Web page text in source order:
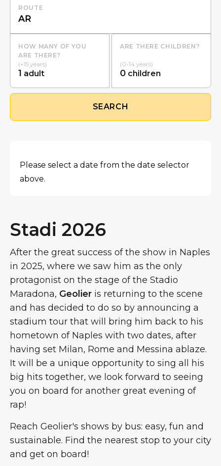
ROUTE
HOW MANY OF YOU
ARE THERE?
(+15 years)
1 adult
ARE THERE CHILDREN?
(0-14 years)
0 children
SEARCH
Stadi 2026
After the great success of the show in Naples
in 2025, where we saw him as the only
protagonist on the stage of the Stadio
Maradona, Geolier is returning to the scene
and has decided to do so by announcing a
stadium tour that will bring him back to his
hometown of Naples with two dates, after
having set Milan, Rome and Messina ablaze.
It will be a unique opportunity to sing all his
big hits together, we look forward to seeing
you on board for another great evening of
rap!
Reach Geolier's shows by bus: easy, fun and
sustainable. Find the nearest stop to your city
and get on board!
Please select a date from the date selector
above.